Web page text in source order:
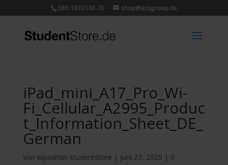
089 1893130-10 shop@acsgroup.de
iPad_mini_A17_Pro_Wi-
Fi_Cellular_A2995_Produc
t_Information_Sheet_DE_
German
von wpadmin-studentstore | Juni 27, 2025 | 0